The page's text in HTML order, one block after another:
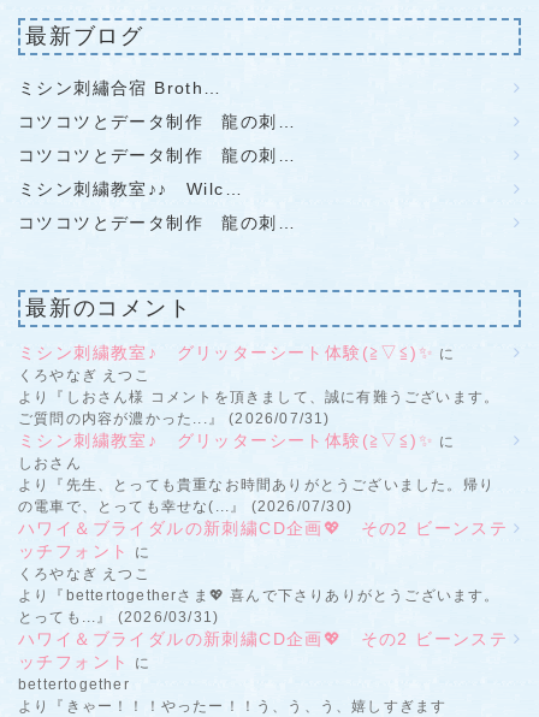
最新ブログ
ミシン刺繡合宿 Broth…
コツコツとデータ制作 龍の刺…
コツコツとデータ制作 龍の刺…
ミシン刺繍教室♪♪ Wilc…
コツコツとデータ制作 龍の刺…
最新のコメント
ミシン刺繍教室♪ グリッターシート体験(≧▽≦)✨ に
くろやなぎ えつこ
より『しおさん様 コメントを頂きまして、誠に有難うございます。
ご質問の内容が濃かった...』 (2026/07/31)
ミシン刺繍教室♪ グリッターシート体験(≧▽≦)✨ に
しおさん
より『先生、とっても貴重なお時間ありがとうございました。帰り
の電車で、とっても幸せな(...』 (2026/07/30)
ハワイ＆ブライダルの新刺繍CD企画💖 その2 ビーンステ
ッチフォント
に
くろやなぎ えつこ
より『bettertogetherさま💖 喜んで下さりありがとうございます。
とっても...』 (2026/03/31)
ハワイ＆ブライダルの新刺繍CD企画💖 その2 ビーンステ
ッチフォント
に
bettertogether
より『きゃー！！！やったー！！う、う、う、嬉しすぎます